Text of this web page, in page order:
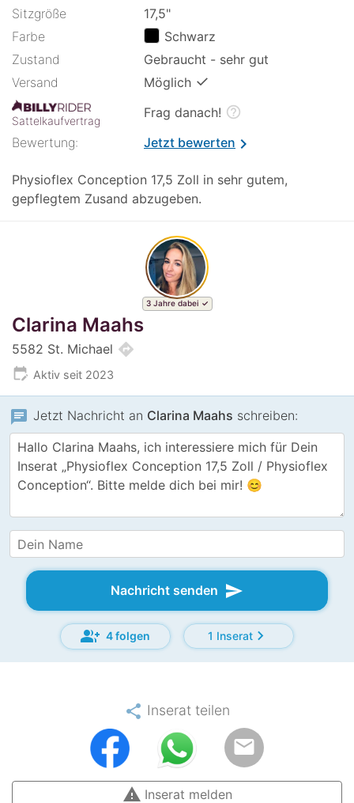
Sitzgröße
17,5"
Farbe
Schwarz
Zustand
Gebraucht - sehr gut
Versand
Möglich ✓
Sattelkaufvertrag
Frag danach! help_outline
Bewertung: Jetzt bewertenchevron_right
Physioflex Conception 17,5 Zoll in sehr gutem,
gepflegtem Zusand abzugeben.
3 Jahre dabei
Clarina Maahs
5582 St. Michael directions
edit_calendar Aktiv seit 2023
chat Jetzt Nachricht an Clarina Maahs schreiben:
Nachricht senden send
group_add 4 folgen 1 Inseratchevron_right
share Inserat teilen
email
warning Inserat melden